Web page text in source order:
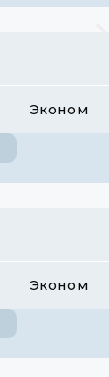
Эконом
Эконом